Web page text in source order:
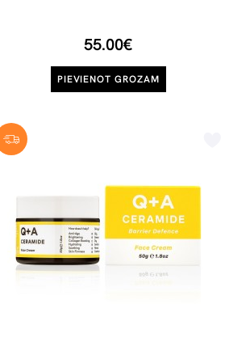
55.00€
PIEVIENOT GROZAM